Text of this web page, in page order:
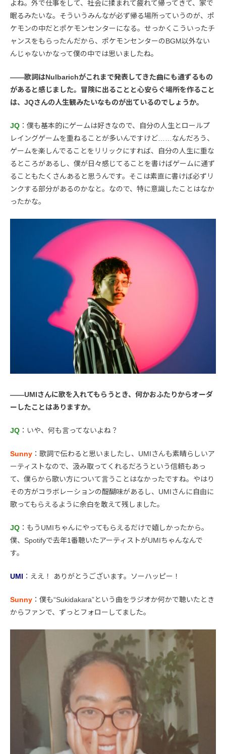
よね。外で仕事をして、社会に揉まれて疲れて帰ってきて、家で
眠るみたいな。そういうみんなが必ず帰る場所っていうのが、ポ
ケモンの中だとポケモンセンターになる。せっかくこういったチ
ャンスをもらったんだから、ポケモンセンターのBGM以外ない
んじゃないかなって僕の中では思いましたね。
――歌詞はNulbarichがこれまで発表してきた曲にも通ずるもの
があると感じました。冒険に出ることと心安らぐ場所を作ること
は、JQさんの人生観みたいなものが出ているのでしょうか。
JQ ：僕も基本的にゲームは好きなので、自分の人生とロールプ
レイングゲームを重ねることが多いんですけど……なんだろう、
ゲームを楽しんでることをリリックにすれば、自分の人生に重な
るところがあるし、僕が日々感じてることを書けばゲームに通ず
ることもたくさんあると思うんです。そこは素直に書けば必ずリ
ンクする部分があるのかなと。なので、特に意識したことはなか
ったかな。
――UMIさんに歌を入れてもらうとき、何かおふたりからオーダ
ーしたことはありますか。
JQ ：いや、何も言ってないよね？
Sunny ：歌詞で伝わると思いましたし、UMIさんも素晴らしいア
ーティストなので、汲み取ってくれるだろうという信頼もあっ
て、僕らから歌い方について言うことはなかったですね。やはり
その方がコラボレーションの醍醐味があるし、UMIさんに自由に
歌ってもらえるように余白を敢えて残しました。
JQ ：もうUMIちゃんにやってもらえるだけで嬉しかったから。
僕、Spotifyで去年1番聴いたアーティストがUMIちゃんなんで
す。
UMI ：ええ！ ありがとうございます。ソーハッピー！
Sunny ：僕も“Sukidakara”という曲をラジオか何かで聴いたとき
からファンで、ずっとフォローしてました。